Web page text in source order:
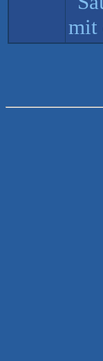
mit